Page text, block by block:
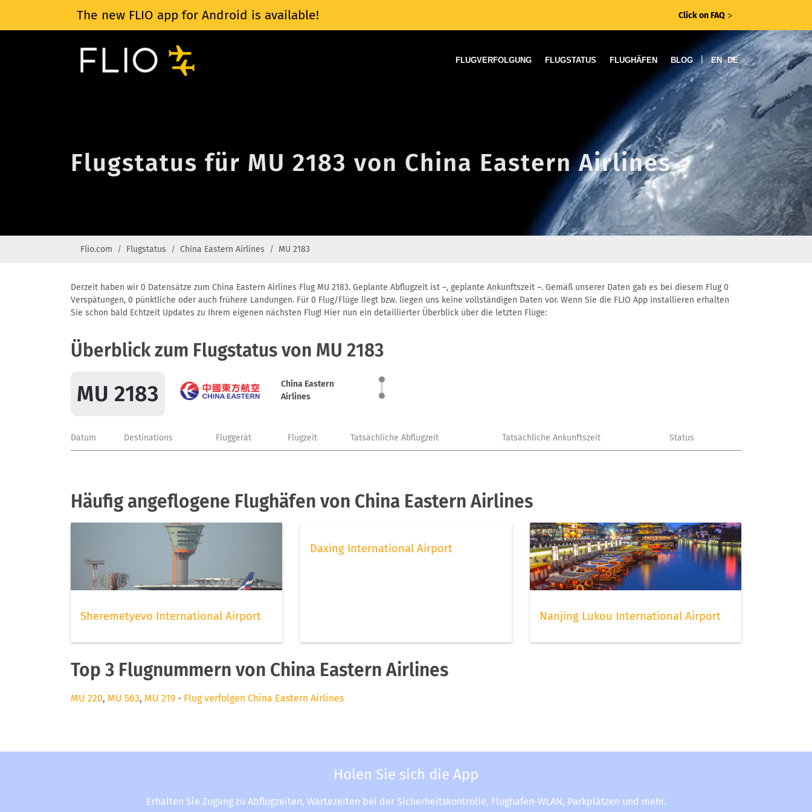
The new FLIO app for Android is available! Click on FAQ ᐳ
FLUGVERFOLGUNG FLUGSTATUS FLUGHÄFEN BLOG | EN DE
Flugstatus für MU 2183 von China Eastern Airlines
Flio.com Flugstatus China Eastern Airlines MU 2183
Derzeit haben wir 0 Datensätze zum China Eastern Airlines Flug MU 2183. Geplante Abflugzeit ist –, geplante Ankunftszeit –. Gemäß unserer Daten gab es bei diesem Flug 0
Verspätungen, 0 pünktliche oder auch frühere Landungen. Für 0 Flug/Flüge liegt bzw. liegen uns keine vollständigen Daten vor. Wenn Sie die FLIO App installieren erhalten
Sie schon bald Echtzeit Updates zu Ihrem eigenen nächsten Flug! Hier nun ein detaillierter Überblick über die letzten Flüge:
Überblick zum Flugstatus von MU 2183
MU 2183
China Eastern
Airlines
Datum Destinations Fluggerät Flugzeit Tatsächliche Abflugzeit Tatsächliche Ankunftszeit Status
Häufig angeflogene Flughäfen von China Eastern Airlines
Sheremetyevo International Airport
Daxing International Airport
Nanjing Lukou International Airport
Top 3 Flugnummern von China Eastern Airlines
MU 220, MU 563, MU 219 - Flug verfolgen China Eastern Airlines
Holen Sie sich die App
Erhalten Sie Zugang zu Abflugzeiten, Wartezeiten bei der Sicherheitskontrolle, Flughafen-WLAN, Parkplätzen und mehr.